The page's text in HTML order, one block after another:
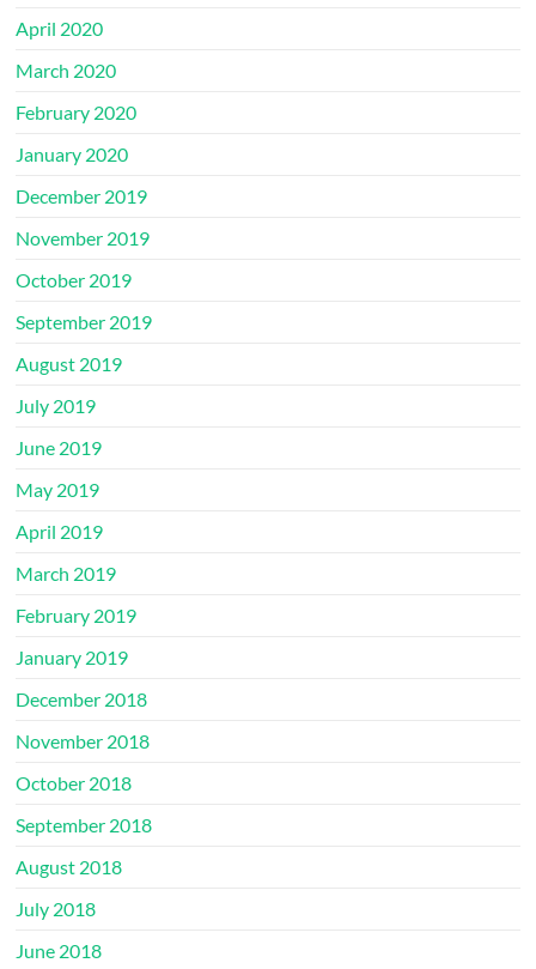
April 2020
March 2020
February 2020
January 2020
December 2019
November 2019
October 2019
September 2019
August 2019
July 2019
June 2019
May 2019
April 2019
March 2019
February 2019
January 2019
December 2018
November 2018
October 2018
September 2018
August 2018
July 2018
June 2018